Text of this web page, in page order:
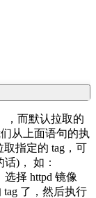
，而默认拉取的
从上面语句的执
指定的 tag，可
)， 如：
选择 httpd 镜像
了，然后执行